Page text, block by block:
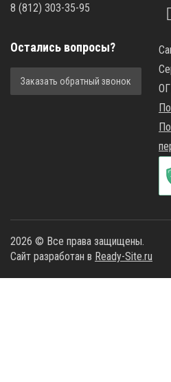
8 (812) 303-35-95
Остались вопросы?
Заказать обратный звонок
2026 © Все права защищены.
Сайт разработан в Ready-Site.ru